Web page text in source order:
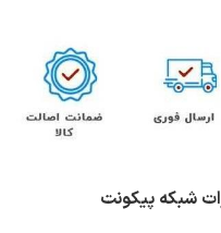
شبکه پیکونت